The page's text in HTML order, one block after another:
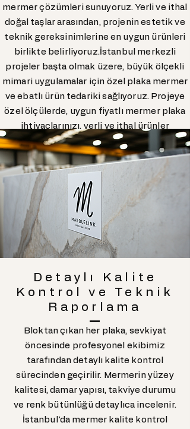
mermer çözümleri sunuyoruz. Yerli ve ithal
doğal taşlar arasından, projenin estetik ve
teknik gereksinimlerine en uygun ürünleri
birlikte belirliyoruz.İstanbul merkezli
projeler başta olmak üzere, büyük ölçekli
mimari uygulamalar için özel plaka mermer
ve ebatlı ürün tedariki sağlıyoruz. Projeye
özel ölçülerde, uygun fiyatlı mermer plaka
ihtiyaçlarınızı, yerli ve ithal ürünler
arasından özenle seçerek karşılıyoruz.
MarbleLink, İstanbul mermer tedarikçileri
arasında, proje teslim sürelerine ve teknik
detaylara uyum sağlayan güçlü bir iş
ortağıdır.
Detaylı Kalite
Kontrol ve Teknik
Raporlama
Bloktan çıkan her plaka, sevkiyat
öncesinde profesyonel ekibimiz
tarafından detaylı kalite kontrol
sürecinden geçirilir. Mermerin yüzey
kalitesi, damar yapısı, takviye durumu
ve renk bütünlüğü detaylıca incelenir.
İstanbul'da mermer kalite kontrol